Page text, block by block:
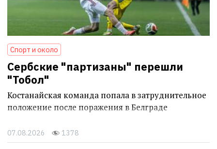
Спорт и около
Сербские "партизаны" перешли
"Тобол"
Костанайская команда попала в затруднительное
положение после поражения в Белграде
07.08.2026 1378